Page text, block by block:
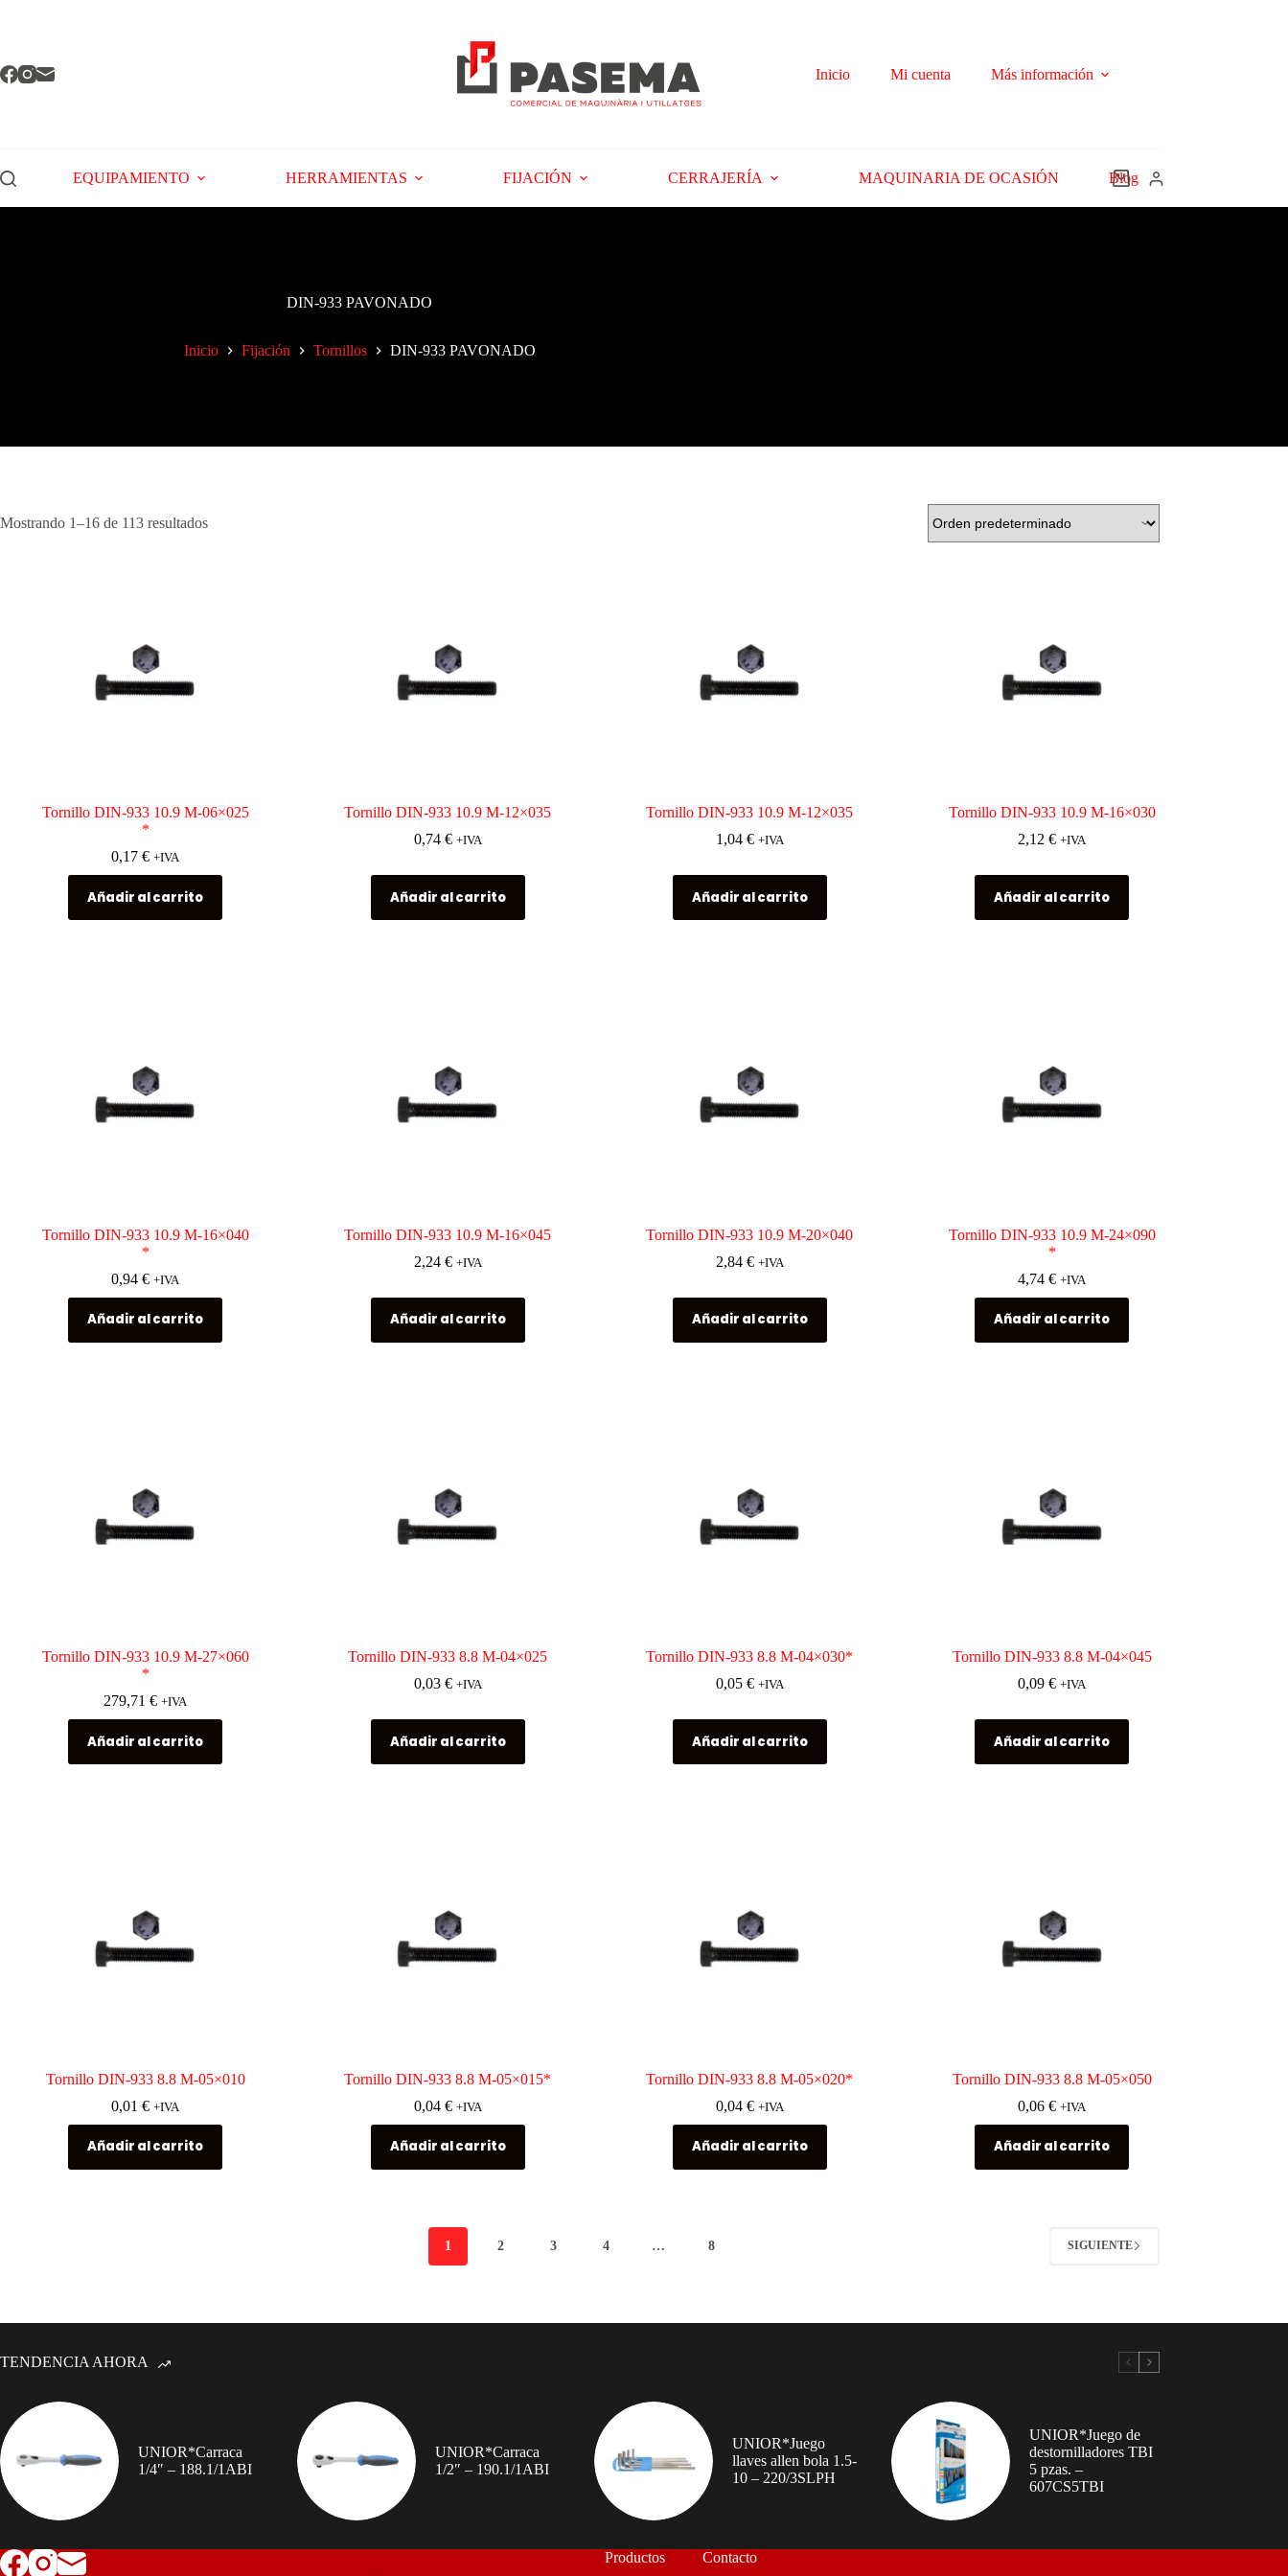
Inicio Mi cuenta Más información
EQUIPAMIENTO HERRAMIENTAS FIJACIÓN CERRAJERÍA MAQUINARIA DE OCASIÓN Blog
DIN-933 PAVONADO
Inicio Fijación Tornillos DIN-933 PAVONADO
Mostrando 1–16 de 113 resultados
Tornillo DIN-933 10.9 M-06×025
*
0,17€ +IVA
Añadir al carrito
Tornillo DIN-933 10.9 M-12×035
0,74 € +IVA
Añadir al carrito
Tornillo DIN-933 10.9 M-12×035
1,04 € +IVA
Añadir al carrito
Tornillo DIN-933 10.9 M-16×030
2,12€ +IVA
Añadir al carrito
Tornillo DIN-933 10.9 M-16×040
*
0,94€ +IVA
Añadir al carrito
Tornillo DIN-933 10.9 M-16×045
2,24 € +IVA
Añadir al carrito
Tornillo DIN-933 10.9 M-20×040
2,84 € +IVA
Añadir al carrito
Tornillo DIN-933 10.9 M-24×090
*
4,74€ +IVA
Añadir al carrito
Tornillo DIN-933 10.9 M-27×060
*
279,71€ +IVA
Añadir al carrito
Tornillo DIN-933 8.8 M-04×025
0,03 € +IVA
Añadir al carrito
Tornillo DIN-933 8.8 M-04×030*
0,05 € +IVA
Añadir al carrito
Tornillo DIN-933 8.8 M-04×045
0,09€ +IVA
Añadir al carrito
Tornillo DIN-933 8.8 M-05×010
0,01€ +IVA
Añadir al carrito
Tornillo DIN-933 8.8 M-05×015*
0,04 € +IVA
Añadir al carrito
Tornillo DIN-933 8.8 M-05×020*
0,04 € +IVA
Añadir al carrito
Tornillo DIN-933 8.8 M-05×050
0,06€ +IVA
Añadir al carrito
1 2 3 4 … 8 SIGUIENTE
TENDENCIA AHORA
UNIOR*Carraca
1/4″ – 188.1/1ABI
UNIOR*Carraca
1/2″ – 190.1/1ABI
UNIOR*Juego
llaves allen bola 1.5-
10 – 220/3SLPH
UNIOR*Juego de
destornilladores TBI
5 pzas. –
607CS5TBI
Productos Contacto